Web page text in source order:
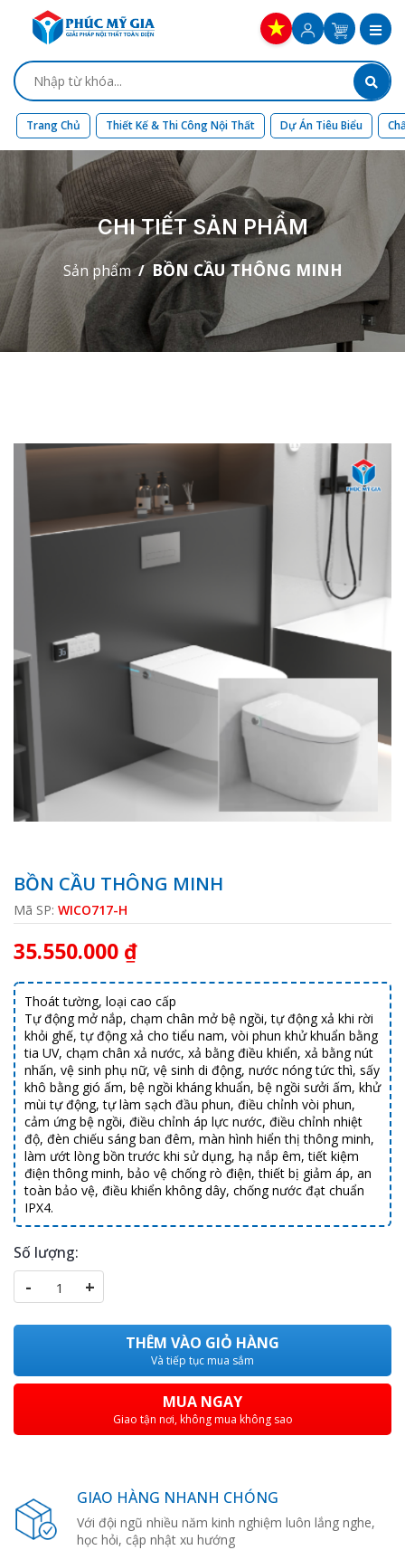
Trang Chủ Thiết Kế & Thi Công Nội Thất Dự Án Tiêu Biểu
CHI TIẾT SẢN PHẨM
Sản phẩm BỒN CẦU THÔNG MINH
BỒN CẦU THÔNG MINH
Mã SP: WICO717-H
35.550.000 ₫
Thoát tường, loại cao cấp
Tự động mở nắp, chạm chân mở bệ ngồi, tự động xả khi rời
khỏi ghế, tự động xả cho tiểu nam, vòi phun khử khuẩn bằng
tia UV, chạm chân xả nước, xả bằng điều khiển, xả bằng nút
nhấn, vệ sinh phụ nữ, vệ sinh di động, nước nóng tức thì, sấy
khô bằng gió ấm, bệ ngồi kháng khuẩn, bệ ngồi sưởi ấm, khử
mùi tự động, tự làm sạch đầu phun, điều chỉnh vòi phun,
cảm ứng bệ ngồi, điều chỉnh áp lực nước, điều chỉnh nhiệt
độ, đèn chiếu sáng ban đêm, màn hình hiển thị thông minh,
làm ướt lòng bồn trước khi sử dụng, hạ nắp êm, tiết kiệm
điện thông minh, bảo vệ chống rò điện, thiết bị giảm áp, an
toàn bảo vệ, điều khiển không dây, chống nước đạt chuẩn
IPX4.
Số lượng:
- +
THÊM VÀO GIỎ HÀNG
Và tiếp tục mua sắm
MUA NGAY
Giao tận nơi, không mua không sao
GIAO HÀNG NHANH CHÓNG
Với đội ngũ nhiều năm kinh nghiệm luôn lắng nghe,
học hỏi, cập nhật xu hướng